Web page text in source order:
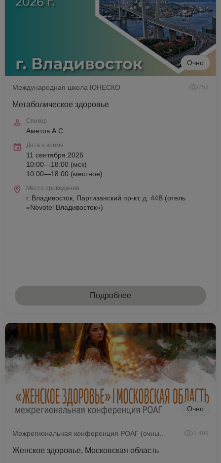
Очно
Международная школа ЮНЕСКО 753
Метаболическое здоровье
Спикер
Аметов А.С.
Дата и время
11 сентября 2026
10:00—18:00 (мск)
10:00—18:00 (местное)
Место проведения
г. Владивосток, Партизанский пр-кт, д. 44В (отель
«Novotel Владивосток»)
Подробнее
Очно
2 499
Женское здоровье, Московская область